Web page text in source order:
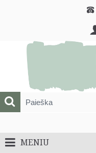
MENIU